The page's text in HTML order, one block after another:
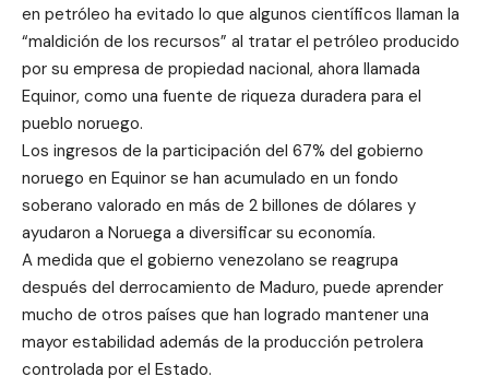
en petróleo ha evitado lo que algunos científicos llaman la
“maldición de los recursos” al tratar el petróleo producido
por su empresa de propiedad nacional, ahora llamada
Equinor, como una fuente de riqueza duradera para el
pueblo noruego.
Los ingresos de la participación del 67% del gobierno
noruego en Equinor se han acumulado en un fondo
soberano valorado en más de 2 billones de dólares y
ayudaron a Noruega a diversificar su economía.
A medida que el gobierno venezolano se reagrupa
después del derrocamiento de Maduro, puede aprender
mucho de otros países que han logrado mantener una
mayor estabilidad además de la producción petrolera
controlada por el Estado.